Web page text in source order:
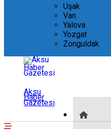
Uşak
Van
Yalova
Yozgat
Zonguldak
Aksu
Haber
Gazetesi